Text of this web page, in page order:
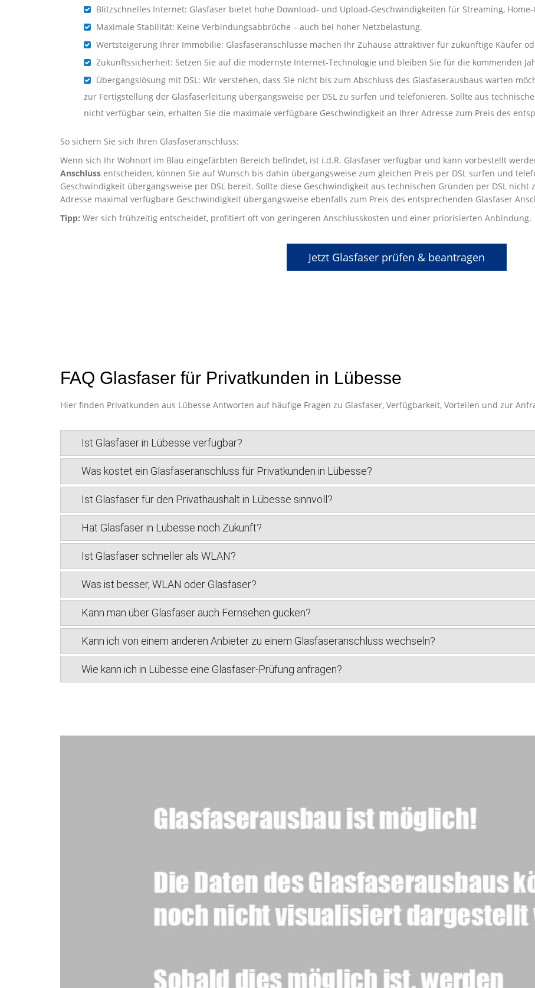
Blitzschnelles Internet: Glasfaser bietet hohe Download- und Upload-Geschwindigkeiten für Streaming,
Maximale Stabilität: Keine Verbindungsabbrüche – auch bei hoher Netzbelastung.
Wertsteigerung Ihrer Immobilie: Glasfaseranschlüsse machen Ihr Zuhause attraktiver für zukünftige Käufer
Zukunftssicherheit: Setzen Sie auf die modernste Internet-Technologie und bleiben Sie für die kommenden
Übergangslösung mit DSL: Wir verstehen, dass Sie nicht bis zum Abschluss des Glasfaserausbaus warten
zur Fertigstellung der Glasfaserleitung übergangsweise per DSL zu surfen und telefonieren. Sollte aus
nicht verfügbar sein, erhalten Sie die maximale verfügbare Geschwindigkeit an Ihrer Adresse zum Preis des
So sichern Sie sich Ihren Glasfaseranschluss:
Wenn sich Ihr Wohnort im Blau eingefärbten Bereich befindet, ist i.d.R. Glasfaser verfügbar und kann vorbestellt
Anschluss entscheiden, können Sie auf Wunsch bis dahin übergangsweise zum gleichen Preis per DSL surfen und
Geschwindigkeit übergangsweise per DSL bereit. Sollte diese Geschwindigkeit aus technischen Gründen per DSL
Adresse maximal verfügbare Geschwindigkeit übergangsweise ebenfalls zum Preis des entsprechenden Glasfaser
Tipp: Wer sich frühzeitig entscheidet, profitiert oft von geringeren Anschlusskosten und einer priorisierten Anbindung.
Jetzt Glasfaser prüfen & beantragen
FAQ Glasfaser für Privatkunden in Lübesse
Hier finden Privatkunden aus Lübesse Antworten auf häufige Fragen zu Glasfaser, Verfügbarkeit, Vorteilen und zur
Ist Glasfaser in Lübesse verfügbar?
Was kostet ein Glasfaseranschluss für Privatkunden in Lübesse?
Ist Glasfaser für den Privathaushalt in Lübesse sinnvoll?
Hat Glasfaser in Lübesse noch Zukunft?
Ist Glasfaser schneller als WLAN?
Was ist besser, WLAN oder Glasfaser?
Kann man über Glasfaser auch Fernsehen gucken?
Kann ich von einem anderen Anbieter zu einem Glasfaseranschluss wechseln?
Wie kann ich in Lübesse eine Glasfaser-Prüfung anfragen?